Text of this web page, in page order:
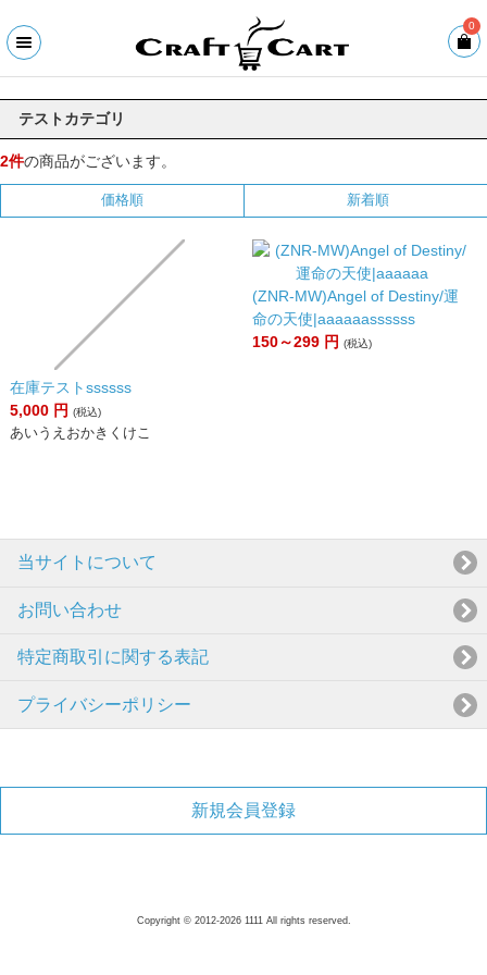
0
テストカテゴリ
2件の商品がございます。
価格順 新着順
在庫テストssssss
5,000 円 (税込)
あいうえおかきくけこ
(ZNR-MW)Angel of Destiny/運
命の天使|aaaaaassssss
150～299 円(税込)
当サイトについて
お問い合わせ
特定商取引に関する表記
プライバシーポリシー
新規会員登録
Copyright © 2012-2026 1111 All rights reserved.